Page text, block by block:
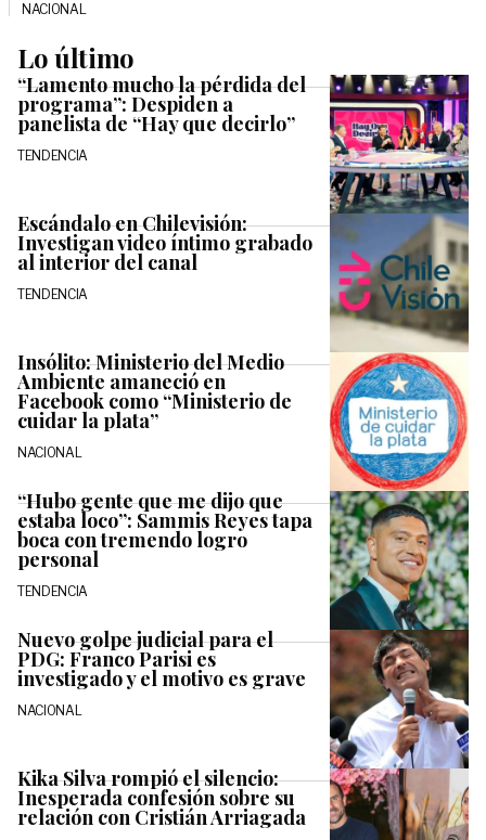
NACIONAL
Lo último
“Lamento mucho la pérdida del
programa”: Despiden a
panelista de “Hay que decirlo”
TENDENCIA
Escándalo en Chilevisión:
Investigan video íntimo grabado
al interior del canal
TENDENCIA
Insólito: Ministerio del Medio
Ambiente amaneció en
Facebook como “Ministerio de
cuidar la plata”
NACIONAL
“Hubo gente que me dijo que
estaba loco”: Sammis Reyes tapa
boca con tremendo logro
personal
TENDENCIA
Nuevo golpe judicial para el
PDG: Franco Parisi es
investigado y el motivo es grave
NACIONAL
Kika Silva rompió el silencio:
Inesperada confesión sobre su
relación con Cristián Arriagada